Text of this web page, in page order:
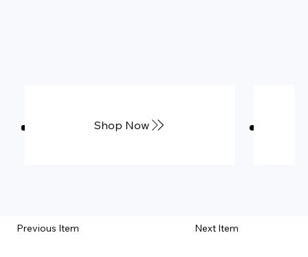
Shop Now
Previous Item Next Item